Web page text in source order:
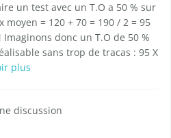
un test avec un T.O a 50 % sur
moyen = 120 + 70 = 190 / 2 = 95
Imaginons donc un T.O de 50 %
sans trop de tracas : 95 X
plus
discussion